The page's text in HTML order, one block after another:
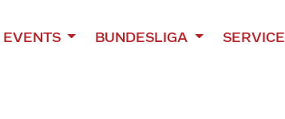
EVENTS BUNDESLIGA SERVICE